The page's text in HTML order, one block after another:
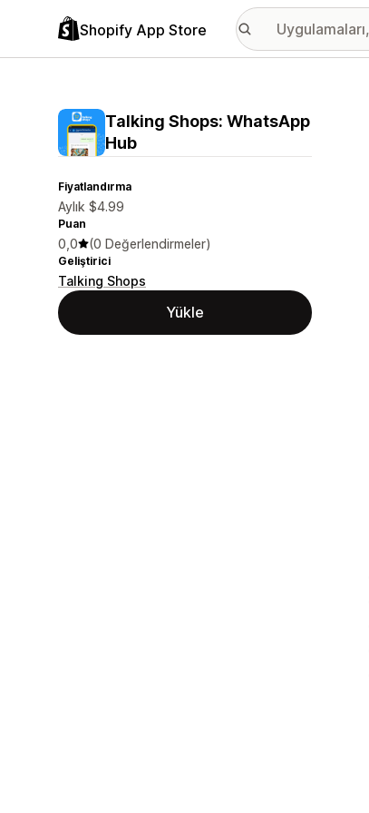
Shopify App Store
Talking Shops: WhatsApp
Hub
Fiyatlandırma
Aylık $4.99
Puan
0,0 (0 Değerlendirmeler)
Geliştirici
Talking Shops
Yükle